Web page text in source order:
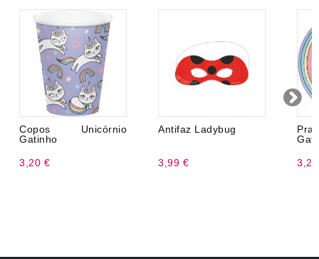
Copos Unicórnio
Gatinho
3,20 €
Antifaz Ladybug
3,99 €